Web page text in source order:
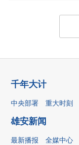
千年大计
中央部署 重大时刻
雄安新闻
最新播报 全媒中心